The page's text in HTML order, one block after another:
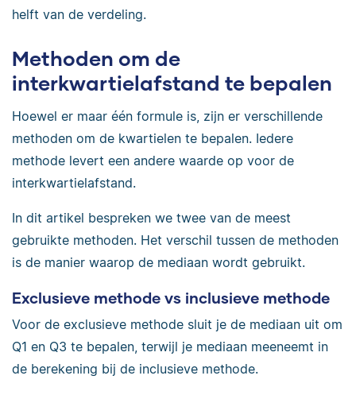
helft van de verdeling.
Methoden om de
interkwartielafstand te bepalen
Hoewel er maar één formule is, zijn er verschillende
methoden om de kwartielen te bepalen. Iedere
methode levert een andere waarde op voor de
interkwartielafstand.
In dit artikel bespreken we twee van de meest
gebruikte methoden. Het verschil tussen de methoden
is de manier waarop de mediaan wordt gebruikt.
Exclusieve methode vs inclusieve methode
Voor de exclusieve methode sluit je de mediaan uit om
Q1 en Q3 te bepalen, terwijl je mediaan meeneemt in
de berekening bij de inclusieve methode.